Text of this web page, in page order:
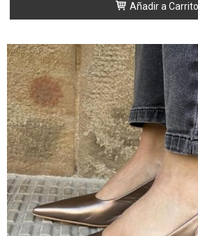
Añadir a Carrito